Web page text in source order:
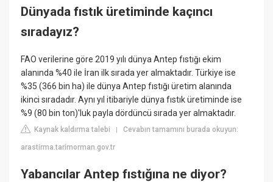
Dünyada fıstık üretiminde kaçıncı
sıradayız?
FAO verilerine göre 2019 yılı dünya Antep fıstığı ekim
alanında %40 ile İran ilk sırada yer almaktadır. Türkiye ise
%35 (366 bin ha) ile dünya Antep fıstığı üretim alanında
ikinci sıradadır. Aynı yıl itibariyle dünya fıstık üretiminde ise
%9 (80 bin ton)'luk payla dördüncü sırada yer almaktadır.
Kaynak kaldırma talebi |Cevabın tamamını burada okuyun:
arastirma.tarimorman.gov.tr
Yabancılar Antep fıstığına ne diyor?